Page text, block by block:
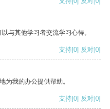
与其他学习者交流学习心得。
支持[0] 反对[0]
为我的办公提供帮助。
支持[0] 反对[0]